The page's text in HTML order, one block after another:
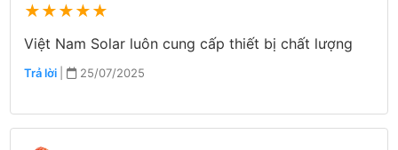
★★★★★
Việt Nam Solar luôn cung cấp thiết bị chất lượng
Trả lời | 25/07/2025